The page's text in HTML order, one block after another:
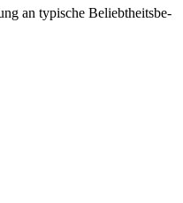
an typische Beliebt­heits­be­